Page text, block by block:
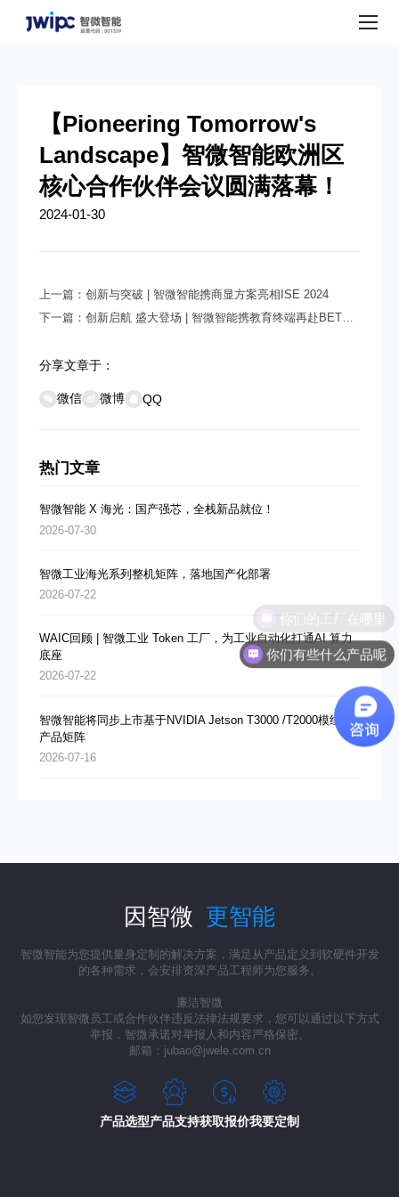
【Pioneering Tomorrow's
Landscape】智微智能欧洲区
核心合作伙伴会议圆满落幕！
2024-01-30
上一篇： 创新与突破 | 智微智能携商显方案亮相ISE 2024
下一篇： 创新启航 盛大登场 | 智微智能携教育终端再赴BETT
分享文章于：
微信 微博 QQ
热门文章
智微智能 X 海光：国产强芯，全栈新品就位！
2026-07-30
智微工业海光系列整机矩阵，落地国产化部署
2026-07-22
WAIC回顾 | 智微工业 Token 工厂，为工业自动化打通AI 算力
底座
2026-07-22
智微智能将同步上市基于NVIDIA Jetson T3000 /T2000模组的
产品矩阵
2026-07-16
因智微 更智能
智微智能为您提供量身定制的解决方案，满足从产品定义到软硬件开发
的各种需求，会安排资深产品工程师为您服务。
廉洁智微
如您发现智微员工或合作伙伴违反法律法规要求，您可以通过以下方式
举报，智微承诺对举报人和内容严格保密。
邮箱：jubao@jwele.com.cn
产品选型产品支持获取报价我要定制
你们有些什么产品呢
你们的工厂在哪里